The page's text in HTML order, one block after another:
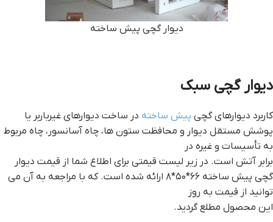
ديوار گچي پيش ساخته
ديوار گچي سبک
كاربرد دیوارهاي گچی پیش ساخته در ساخت دیوارهای غيرباربر يا
پوشش مستقل ديوار و محافظت ستون ها، چاه آسانسور، چاه مربوط
به تأسيسات و غيره در
برابر آتش است. در زیر لیست قیمتی برای اطلاع شما از قیمت دیوار
گچی پیش ساخته ۶۶*۵۰*۸ ارائه شده است. که با مراجعه به آن می
توانید از قیمت به روز
این محصول مطلع گردید.